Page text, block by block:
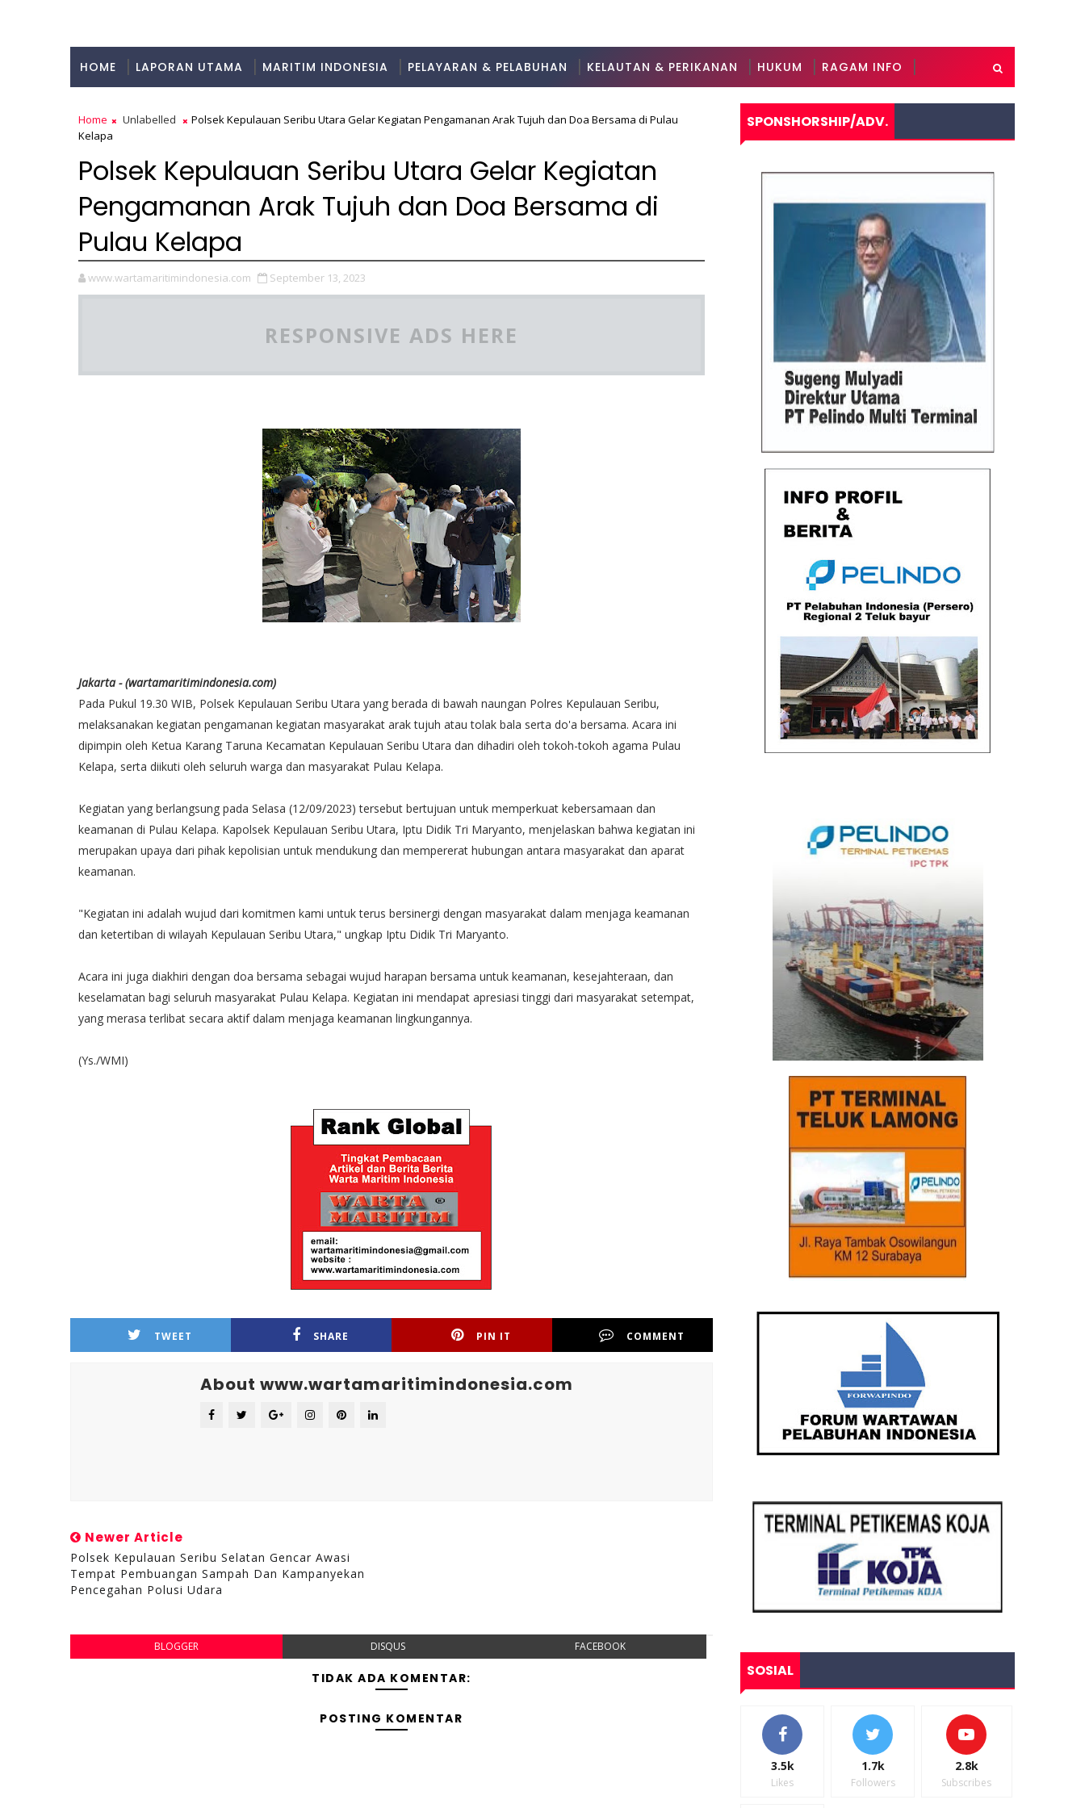
HOME LAPORAN UTAMA MARITIM INDONESIA PELAYARAN & PELABUHAN KELAUTAN & PERIKANAN HUKUM RAGAM INFO
Home Unlabelled
Polsek Kepulauan Seribu Utara Gelar Kegiatan Pengamanan Arak Tujuh dan Doa Bersama di Pulau
Kelapa
Polsek Kepulauan Seribu Utara Gelar Kegiatan
Pengamanan Arak Tujuh dan Doa Bersama di
Pulau Kelapa
www.wartamaritimindonesia.com September 13, 2023
RESPONSIVE ADS HERE
Jakarta - (wartamaritimindonesia.com)
Pada Pukul 19.30 WIB, Polsek Kepulauan Seribu Utara yang berada di bawah naungan Polres Kepulauan Seribu,
melaksanakan kegiatan pengamanan kegiatan masyarakat arak tujuh atau tolak bala serta do'a bersama. Acara ini
dipimpin oleh Ketua Karang Taruna Kecamatan Kepulauan Seribu Utara dan dihadiri oleh tokoh-tokoh agama Pulau
Kelapa, serta diikuti oleh seluruh warga dan masyarakat Pulau Kelapa.
Kegiatan yang berlangsung pada Selasa (12/09/2023) tersebut bertujuan untuk memperkuat kebersamaan dan
keamanan di Pulau Kelapa. Kapolsek Kepulauan Seribu Utara, Iptu Didik Tri Maryanto, menjelaskan bahwa kegiatan ini
merupakan upaya dari pihak kepolisian untuk mendukung dan mempererat hubungan antara masyarakat dan aparat
keamanan.
"Kegiatan ini adalah wujud dari komitmen kami untuk terus bersinergi dengan masyarakat dalam menjaga keamanan
dan ketertiban di wilayah Kepulauan Seribu Utara," ungkap Iptu Didik Tri Maryanto.
Acara ini juga diakhiri dengan doa bersama sebagai wujud harapan bersama untuk keamanan, kesejahteraan, dan
keselamatan bagi seluruh masyarakat Pulau Kelapa. Kegiatan ini mendapat apresiasi tinggi dari masyarakat setempat,
yang merasa terlibat secara aktif dalam menjaga keamanan lingkungannya.
(Ys./WMI)
TWEET SHARE PIN IT COMMENT
About www.wartamaritimindonesia.com
Newer Article
Polsek Kepulauan Seribu Selatan Gencar Awasi
Tempat Pembuangan Sampah Dan Kampanyekan
Pencegahan Polusi Udara
BLOGGER DISQUS FACEBOOK
TIDAK ADA KOMENTAR:
POSTING KOMENTAR
SPONSHORSHIP/ADV.
SOSIAL
3.5k
Likes
1.7k
Followers
2.8k
Subscribes